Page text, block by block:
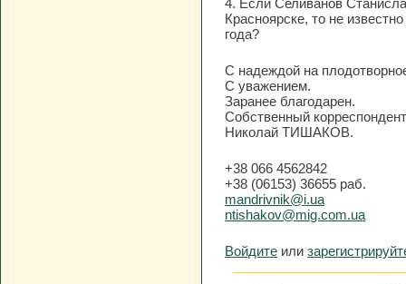
4. Если Селиванов
Красноярске, то не
года?
С надеждой на
С уважением.
Заранее благодарен.
Cобственный
Николай ТИШАКОВ.
+38 066 4562842
+38 (06153) 36655 раб.
mandrivnik@i.ua
ntishakov@mig.com.ua
Войдите или